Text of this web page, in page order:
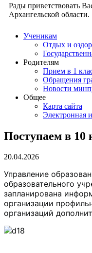
Рады приветствовать
Архангельской области.
Ученикам
Отдых и
Родителям
Прием в 1
Обращения
Новости
Общее
Карта сайта
Электронная
Поступаем в 10
20.04.2026
Управление
образовательного
запланирована
организации
организаций